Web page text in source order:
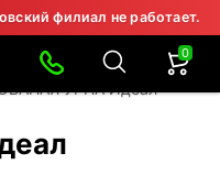
не работает. ⚠
0
УРНА Идеал